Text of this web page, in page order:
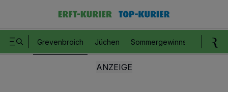
Grevenbroich Jüchen Sommergewinnspiel